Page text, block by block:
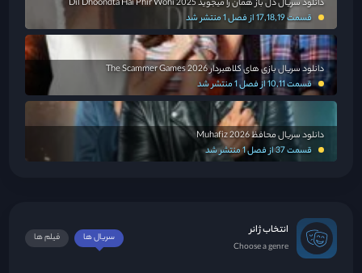
دانلود سریال دل باز همان را میجوید Dil Dhoondta Hai Phir Wohi 2025
قسمت 17,18,19 از فصل 1 منتشر شد
دانلود سریال بازی های کلاهبردار The Scammer Games 2026
قسمت 10,11 از فصل 1 منتشر شد
دانلود سریال محافظ Muhafiz 2026
قسمت 37 از فصل 1 منتشر شد
انتخاب ژانر
Choose a genre
فیلم ها سریال ها